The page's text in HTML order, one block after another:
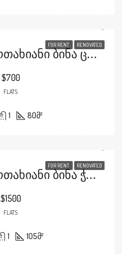
FOR RENT RENOVATED
Ქირავდება 2 Ოთახიანი Ბინა Ცაგარელის Ქუჩაზე
$700
FLATS
1 80მ²
FOR RENT RENOVATED
Ქირავდება 2 Ოთახიანი Ბინა Ჭავჭავაძეზე Აქსისში
$1500
FLATS
1 105მ²